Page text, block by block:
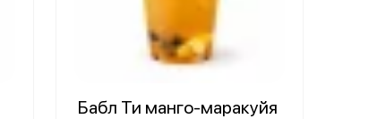
Бабл Ти манго-маракуйя